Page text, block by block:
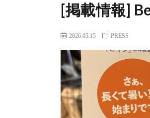
[掲載情報]
2026.05.15 PRESS